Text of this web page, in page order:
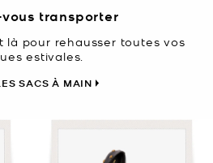
transporter
là pour rehausser toutes vos
estivales.
SACS À MAIN